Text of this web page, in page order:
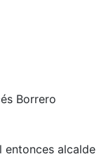
Borrero
entonces alcalde